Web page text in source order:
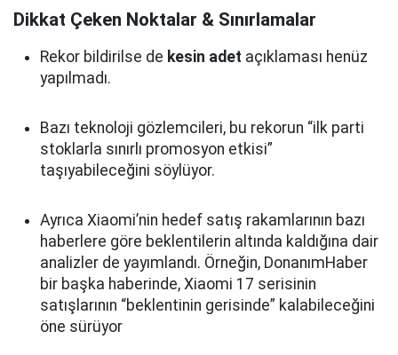
Dikkat Çeken Noktalar & Sınırlamalar
Rekor bildirilse de kesin adet açıklaması henüz
yapılmadı.
Bazı teknoloji gözlemcileri, bu rekorun “ilk parti
stoklarla sınırlı promosyon etkisi”
taşıyabileceğini söylüyor.
Ayrıca Xiaomi’nin hedef satış rakamlarının bazı
haberlere göre beklentilerin altında kaldığına dair
analizler de yayımlandı. Örneğin, DonanımHaber
bir başka haberinde, Xiaomi 17 serisinin
satışlarının “beklentinin gerisinde” kalabileceğini
öne sürüyor